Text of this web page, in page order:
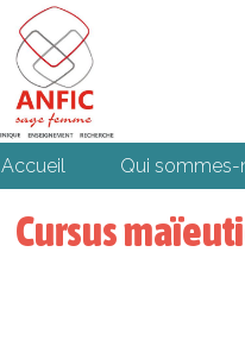
Accueil Qui sommes-
Cursus